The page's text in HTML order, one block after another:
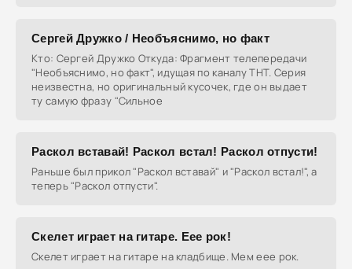
Сергей Дружко / Необъяснимо, но факт
Кто: Сергей Дружко Откуда: Фрагмент телепередачи
"Необъяснимо, но факт", идущая по каналу ТНТ. Серия
неизвестна, но оригинальный кусочек, где он выдает
ту самую фразу "Сильное
Раскол вставай! Раскол встал! Раскол отпусти!
Раньше был прикол "Раскол вставай" и "Раскол встал!", а
теперь "Раскол отпусти".
Скелет играет на гитаре. Еее рок!
Скелет играет на гитаре на кладбище. Мем еее рок.